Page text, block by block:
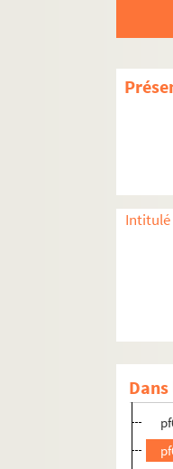
Intitulé
pf67.